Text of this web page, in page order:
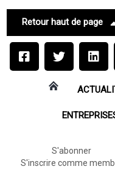
Retour haut de page
S'abonner
S'inscrire comme